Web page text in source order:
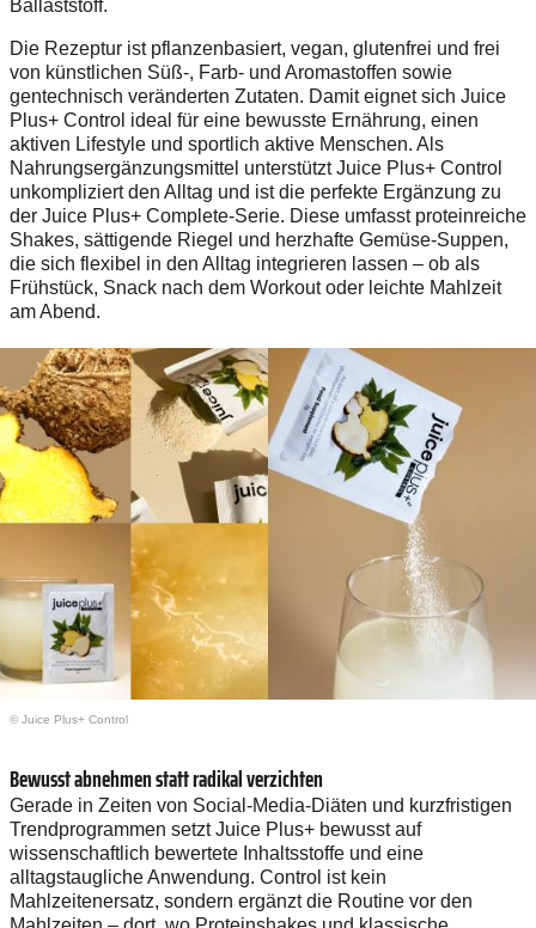
Ballaststoff.
Die Rezeptur ist pflanzenbasiert, vegan, glutenfrei und frei
von künstlichen Süß-, Farb- und Aromastoffen sowie
gentechnisch veränderten Zutaten. Damit eignet sich Juice
Plus+ Control ideal für eine bewusste Ernährung, einen
aktiven Lifestyle und sportlich aktive Menschen. Als
Nahrungsergänzungsmittel unterstützt Juice Plus+ Control
unkompliziert den Alltag und ist die perfekte Ergänzung zu
der Juice Plus+ Complete-Serie. Diese umfasst proteinreiche
Shakes, sättigende Riegel und herzhafte Gemüse-Suppen,
die sich flexibel in den Alltag integrieren lassen – ob als
Frühstück, Snack nach dem Workout oder leichte Mahlzeit
am Abend.
© Juice Plus+ Control
Bewusst abnehmen statt radikal verzichten
Gerade in Zeiten von Social-Media-Diäten und kurzfristigen
Trendprogrammen setzt Juice Plus+ bewusst auf
wissenschaftlich bewertete Inhaltsstoffe und eine
alltagstaugliche Anwendung. Control ist kein
Mahlzeitenersatz, sondern ergänzt die Routine vor den